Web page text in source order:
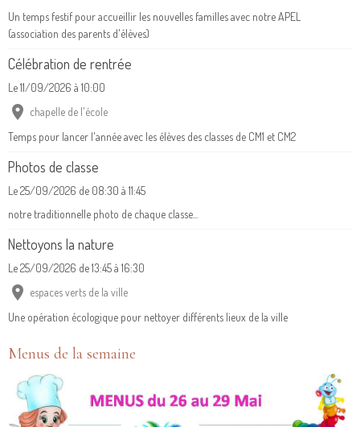
Un temps festif pour accueillir les nouvelles familles avec notre APEL
(association des parents d'élèves)
Célébration de rentrée
Le 11/09/2026 à 10:00
chapelle de l'école
Temps pour lancer l'année avec les élèves des classes de CM1 et CM2
Photos de classe
Le 25/09/2026 de 08:30 à 11:45
notre traditionnelle photo de chaque classe...
Nettoyons la nature
Le 25/09/2026 de 13:45à 16:30
espaces verts de la ville
Une opération écologique pour nettoyer différents lieux de la ville
Menus de la semaine